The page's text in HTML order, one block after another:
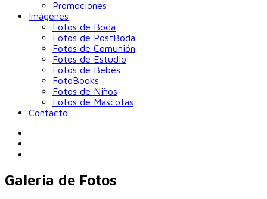
Promociones
Imágenes
Fotos de Boda
Fotos de PostBoda
Fotos de Comunión
Fotos de Estudio
Fotos de Bebés
FotoBooks
Fotos de Niños
Fotos de Mascotas
Contacto
Galeria de Fotos